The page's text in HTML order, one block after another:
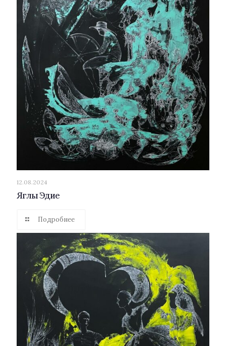
12.08.2024
Яглы Эдие
Подробнее